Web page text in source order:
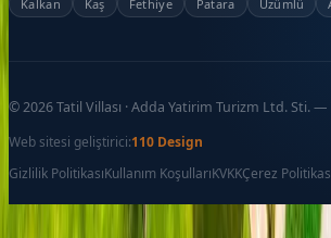
Kalkan Kaş Fethiye Patara Üzümlü
©2026Tatil Villası · Adda Yatirim Turizm Ltd. Sti. —
Web sitesi geliştirici:110 Design
Gizlilik PolitikasıKullanım KoşullarıKVKKÇerez
Favoriler